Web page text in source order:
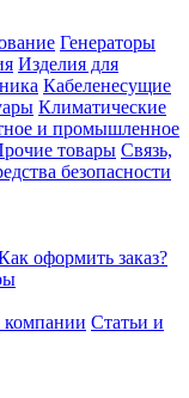
Генераторы
Изделия для
Кабеленесущие
Климатические
и промышленное
товары Связь,
безопасности
оформить заказ?
Статьи и